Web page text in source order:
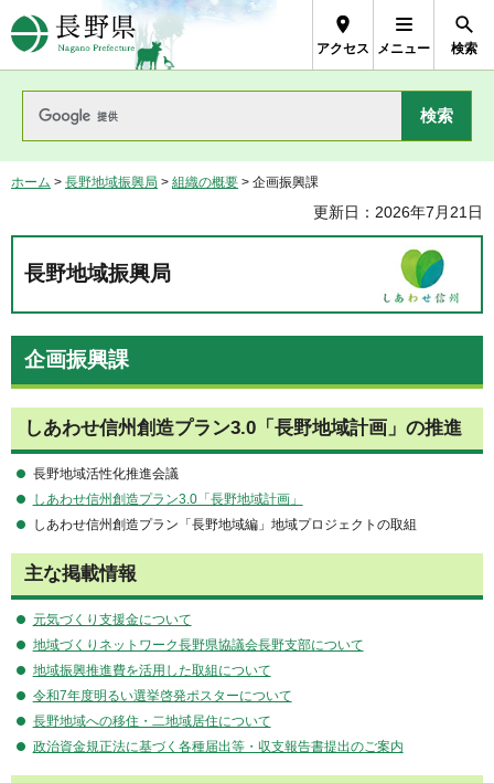
長野県Nagano Prefecture
アクセス メニュー 検索
ホーム > 長野地域振興局 > 組織の概要 > 企画振興課
更新日：2026年7月21日
長野地域振興局
企画振興課
しあわせ信州創造プラン3.0「長野地域計画」の推進
長野地域活性化推進会議
しあわせ信州創造プラン3.0「長野地域計画」
しあわせ信州創造プラン「長野地域編」地域プロジェクトの取組
主な掲載情報
元気づくり支援金について
地域づくりネットワーク長野県協議会長野支部について
地域振興推進費を活用した取組について
令和7年度明るい選挙啓発ポスターについて
長野地域への移住・二地域居住について
政治資金規正法に基づく各種届出等・収支報告書提出のご案内